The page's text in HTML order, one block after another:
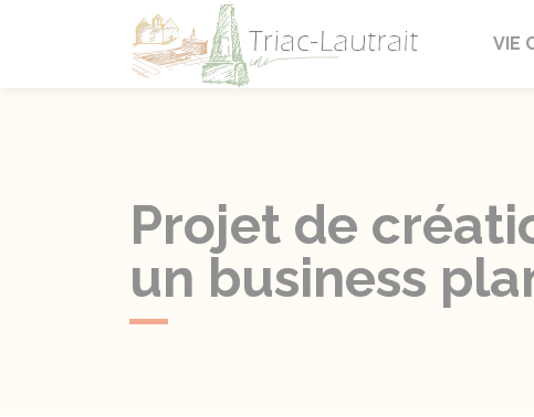
Triac-VIE
Projet de
un business